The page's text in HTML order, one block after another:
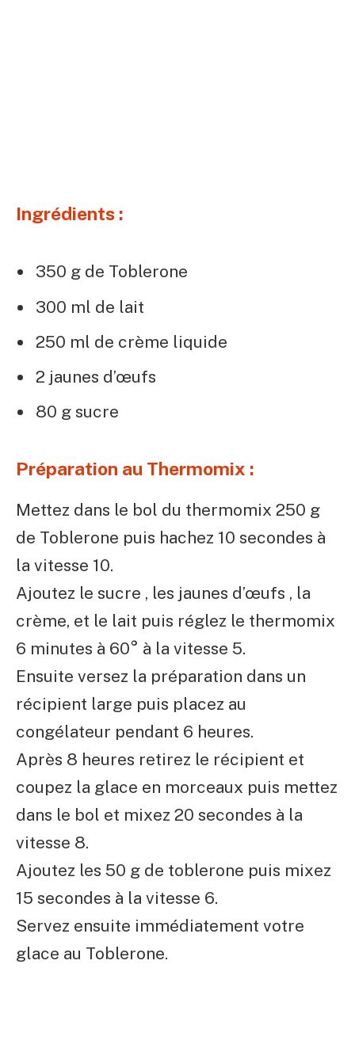
Ingrédients :
350 g de Toblerone
300 ml de lait
250 ml de crème liquide
2 jaunes d’œufs
80 g sucre
Préparation au Thermomix :
Mettez dans le bol du thermomix 250 g
de Toblerone puis hachez 10 secondes à
la vitesse 10.
Ajoutez le sucre , les jaunes d’œufs , la
crème, et le lait puis réglez le thermomix
6 minutes à 60° à la vitesse 5.
Ensuite versez la préparation dans un
récipient large puis placez au
congélateur pendant 6 heures.
Après 8 heures retirez le récipient et
coupez la glace en morceaux puis mettez
dans le bol et mixez 20 secondes à la
vitesse 8.
Ajoutez les 50 g de toblerone puis mixez
15 secondes à la vitesse 6.
Servez ensuite immédiatement votre
glace au Toblerone.